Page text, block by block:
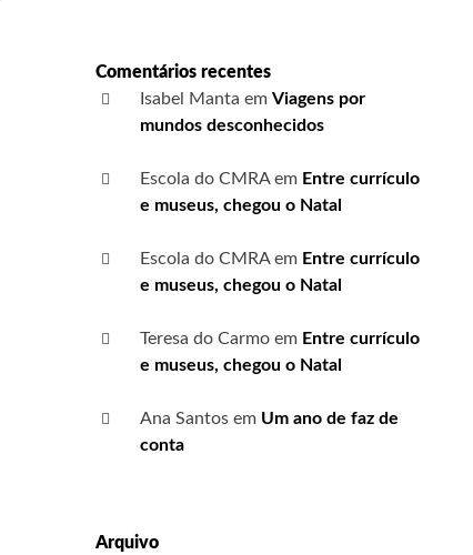
Comentários recentes
Isabel Manta em Viagens por
mundos desconhecidos
Escola do CMRAem Entre currículo
e museus, chegou o Natal
Escola do CMRAem Entre currículo
e museus, chegou o Natal
Teresa do Carmo em Entre currículo
e museus, chegou o Natal
Ana Santos em Um ano de faz de
conta
Arquivo